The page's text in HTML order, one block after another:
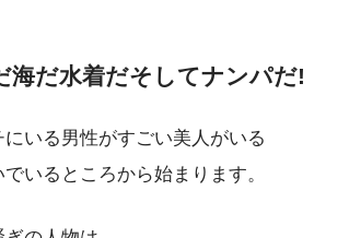
海だ水着だそしてナンパだ!
にいる男性がすごい美人がいる
でいるところから始まります。